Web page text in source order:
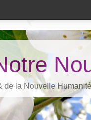
de la Nouvelle Humanité